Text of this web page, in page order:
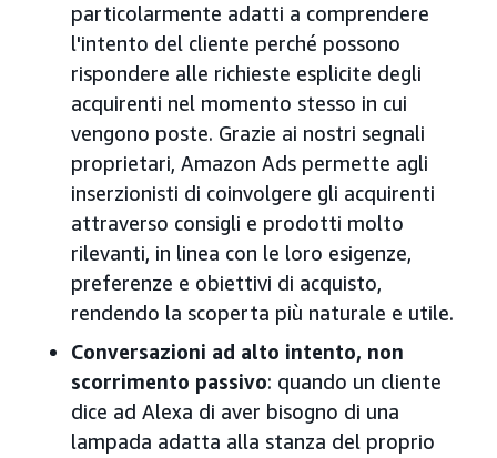
particolarmente adatti a comprendere
l'intento del cliente perché possono
rispondere alle richieste esplicite degli
acquirenti nel momento stesso in cui
vengono poste. Grazie ai nostri segnali
proprietari, Amazon Ads permette agli
inserzionisti di coinvolgere gli acquirenti
attraverso consigli e prodotti molto
rilevanti, in linea con le loro esigenze,
preferenze e obiettivi di acquisto,
rendendo la scoperta più naturale e utile.
Conversazioni ad alto intento, non
scorrimento passivo: quando un cliente
dice ad Alexa di aver bisogno di una
lampada adatta alla stanza del proprio